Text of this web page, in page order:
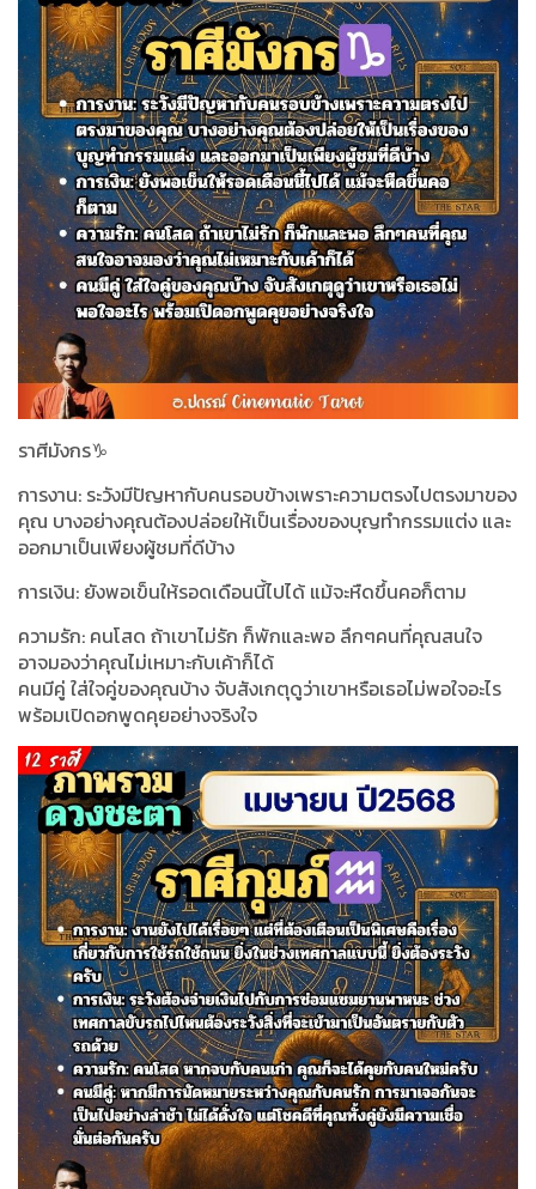
ราศีมังกร♑️
การงาน: ระวังมีปัญหากับคนรอบข้างเพราะความตรงไปตรงมาของ
คุณ บางอย่างคุณต้องปล่อยให้เป็นเรื่องของบุญทำกรรมแต่ง และ
ออกมาเป็นเพียงผู้ชมที่ดีบ้าง
การเงิน: ยังพอเข็นให้รอดเดือนนี้ไปได้ แม้จะหืดขึ้นคอก็ตาม
ความรัก: คนโสด ถ้าเขาไม่รัก ก็พักและพอ ลึกๆคนที่คุณสนใจ
อาจมองว่าคุณไม่เหมาะกับเค้าก็ได้
คนมีคู่ ใส่ใจคู่ของคุณบ้าง จับสังเกตุดูว่าเขาหรือเธอไม่พอใจอะไร
พร้อมเปิดอกพูดคุยอย่างจริงใจ